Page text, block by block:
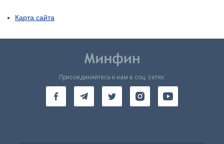
Карта сайта
Присоединяйтесь к нам в соц. сетях: